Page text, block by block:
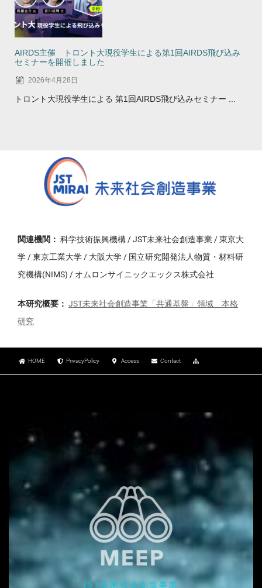
AIRDS主催 トロント大現役学生による第1回AIRDS飛び込み
セミナーを開催しました
2026年4月28日
トロント大現役学生による 第1回AIRDS飛び込みセミナー ...
関連機関： 科学技術振興機構 / JST未来社会創造事業 / 東京大
学 / 東京工業大学 / 大阪大学 / 国立研究開発法人物質・材料研
究機構(NIMS) / オムロンサイニックエックス株式会社
本研究概要： JST未来社会創造事業「共通基盤」領域 本格
研究
HOME PrivacyPolicy Access Contact
JST未来社会創造事業